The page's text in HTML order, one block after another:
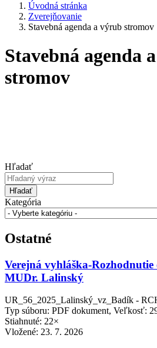
Úvodná stránka
Zverejňovanie
Stavebná agenda a výrub stromov
Stavebná agenda
stromov
Hľadať
Hľadať
Kategória
Ostatné
Verejná vyhláška-Rozhodnutie
MUDr. Lalinský
UR_56_2025_Lalinský_vz_Badík -
Typ súboru: PDF dokument, Veľkosť:
Stiahnuté: 22×
Vložené: 23. 7. 2026